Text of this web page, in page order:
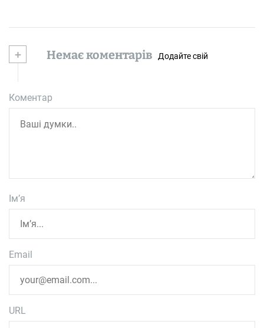
+ Немає коментарів Додайте свій
Коментар
Ім’я
Email
URL